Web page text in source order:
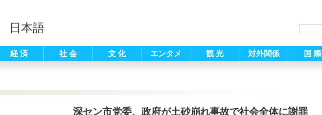
日本語
経 済 社 会 文 化 エンタメ 観 光 対外関係 国 際
深セン市党委、政府が土砂崩れ事故で社会全体に謝罪